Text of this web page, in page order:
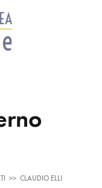
SU
>> CLAUDIO ELLI